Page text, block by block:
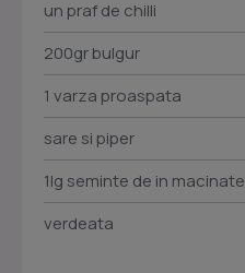
un praf de chilli
200gr bulgur
1 varza proaspata
sare si piper
1lg seminte de in macinate
verdeata